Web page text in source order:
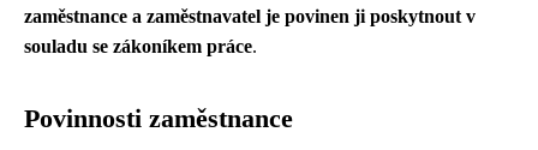
zaměstnance a zaměstnavatel je povinen ji poskytnout v
souladu se zákoníkem práce.
Povinnosti zaměstnance